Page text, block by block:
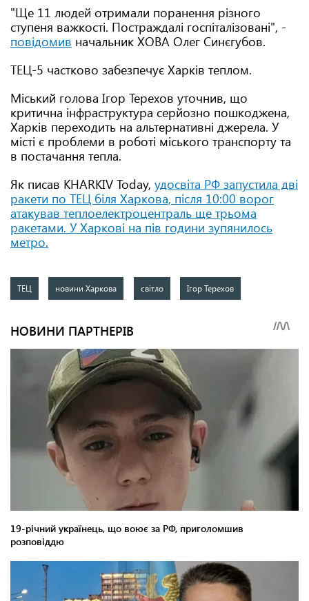
"Ще 11 людей отримали поранення різного
ступеня важкості. Постраждалі госпіталізовані", -
повідомив начальник ХОВА Олег Синєгубов.
ТЕЦ-5 частково забезпечує Харків теплом.
Міський голова Ігор Терехов уточнив, що
критична інфраструктура серйозно пошкоджена,
Харків переходить на альтернативні джерела. У
місті є проблеми в роботі міського транспорту та
в постачання тепла.
Як писав KHARKIV Today, удосвіта РФ запустила дві
ракети по ТЕЦ біля Харкова, після 10:00 ворог
атакував теплоелектроцентраль ще трьома
ракетами. У Харкові на пів години зупянилось
метро.
ТЕЦ новини Харкова світло Ігор Терехов